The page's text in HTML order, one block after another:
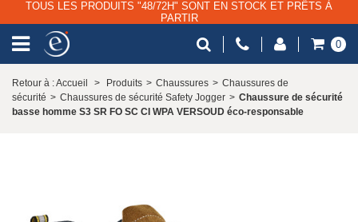
TOUS LES PRODUITS "48/72H" SONT EN STOCK ET PRÊTS À
PARTIR
0
Retour à : Accueil > Produits > Chaussures > Chaussures de
sécurité > Chaussures de sécurité Safety Jogger > Chaussure de sécurité
basse homme S3 SR FO SC CI WPA VERSOUD éco-responsable